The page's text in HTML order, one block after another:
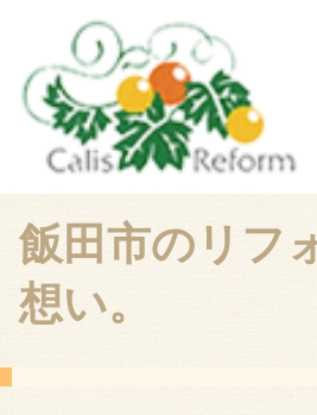
飯田市のリフ
想い。